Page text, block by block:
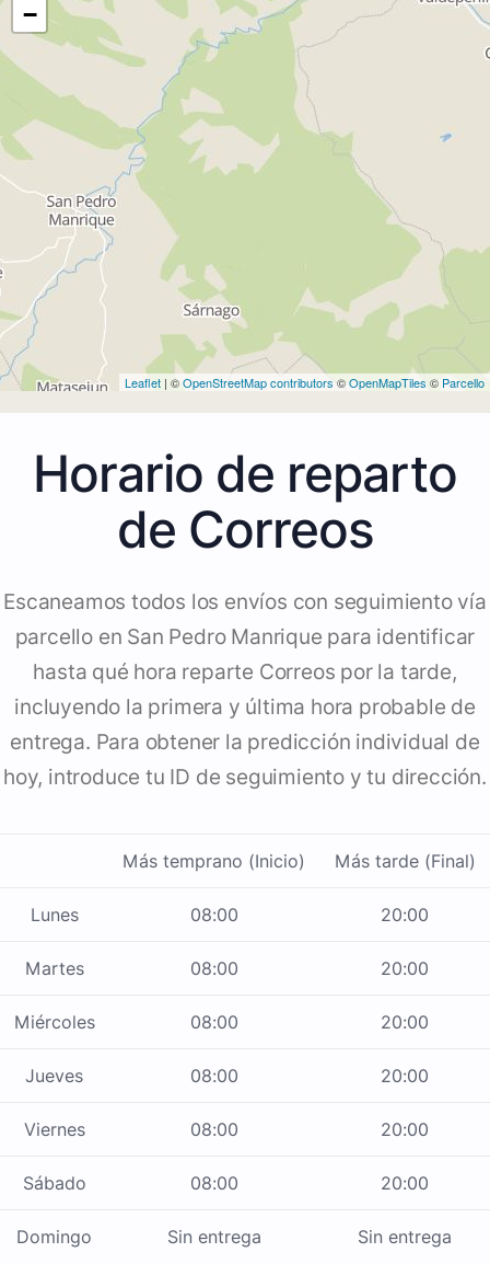
−
Leaflet | ©OpenStreetMap contributors ©OpenMapTiles © Parcello
Horario de reparto
de Correos
Escaneamos todos los envíos con seguimiento vía
parcello en San Pedro Manrique para identificar
hasta qué hora reparte Correos por la tarde,
incluyendo la primera y última hora probable de
entrega. Para obtener la predicción individual de
hoy, introduce tu ID de seguimiento y tu dirección.
Más temprano (Inicio) Más tarde (Final)
Lunes 08:00 20:00
Martes 08:00 20:00
Miércoles 08:00 20:00
Jueves 08:00 20:00
Viernes 08:00 20:00
Sábado 08:00 20:00
Domingo Sin entrega Sin entrega